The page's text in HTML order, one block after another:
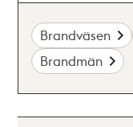
Brandväsen
Brandmän